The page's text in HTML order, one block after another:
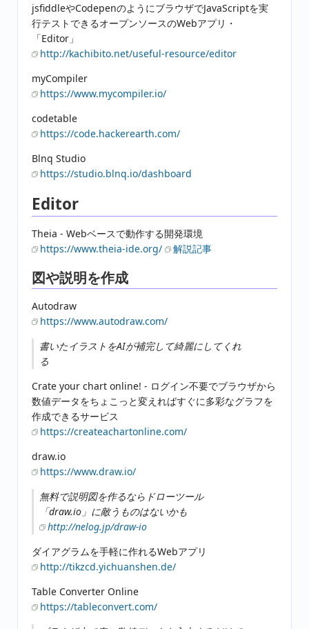
jsfiddleやCodepenのようにブラウザでJavaScriptを実
行テストできるオープンソースのWebアプリ・
「Editor」
http://kachibito.net/useful-resource/editor
myCompiler
https://www.mycompiler.io/
codetable
https://code.hackerearth.com/
Blnq Studio
https://studio.blnq.io/dashboard
Editor
Theia - Webベースで動作する開発環境
https://www.theia-ide.org/
解説記事
図や説明を作成
Autodraw
https://www.autodraw.com/
書いたイラストをAIが補完して綺麗にしてくれ
る
Crate your chart online! - ログイン不要でブラウザから
数値データをちょこっと変えればすぐに多彩なグラフを
作成できるサービス
https://createachartonline.com/
draw.io
https://www.draw.io/
無料で説明図を作るならドローツール
「draw.io」に敵うものはないかも
http://nelog.jp/draw-io
ダイアグラムを手軽に作れるWebアプリ
http://tikzcd.yichuanshen.de/
Table Converter Online
https://tableconvert.com/